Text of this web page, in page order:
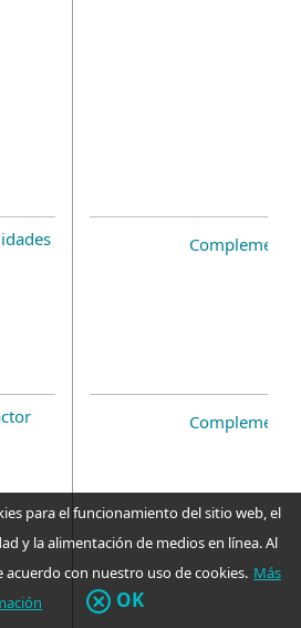
para el funcionamiento del sitio web, el
y la alimentación de medios en línea. Al
con nuestro uso de cookies. Más
OK